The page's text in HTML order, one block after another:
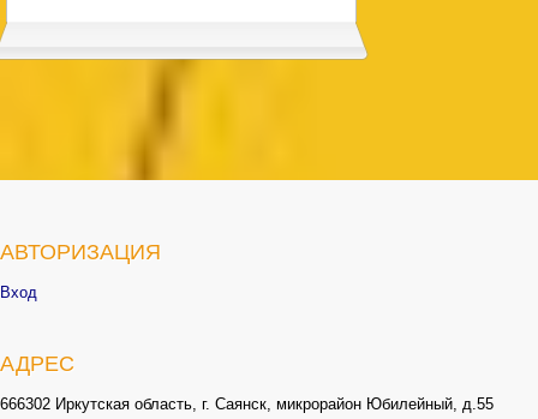
АВТОРИЗАЦИЯ
Вход
АДРЕС
666302 Иркутская область, г. Саянск, микрорайон Юбилейный, д.55